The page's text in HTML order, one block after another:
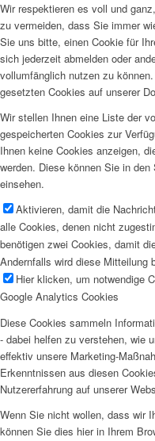
Wir respektieren es voll und
zu vermeiden, dass Sie immer
Sie uns bitte, einen Cookie für
sich jederzeit abmelden oder
vollumfänglich nutzen zu
gesetzten Cookies auf unserer
Wir stellen Ihnen eine Liste der
gespeicherten Cookies zur
Ihnen keine Cookies anzeigen,
werden. Diese können Sie in
einsehen.
Aktivieren, damit die
alle Cookies, denen nicht
benötigen zwei Cookies, damit
Andernfalls wird diese Mitteilung
Hier klicken, um notwendige
Google Analytics Cookies
Diese Cookies sammeln
- dabei helfen zu verstehen, wie
effektiv unsere Marketing-
Erkenntnissen aus diesen
Nutzererfahrung auf unserer
Wenn Sie nicht wollen, dass wir
können Sie dies hier in Ihrem